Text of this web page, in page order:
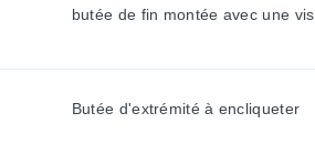
N
butée de fin montée avec une vis
Butée d'extrémité à encliqueter